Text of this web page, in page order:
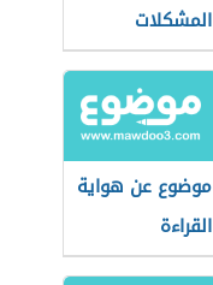
المشكلات
موضوع عن هواية
القراءة